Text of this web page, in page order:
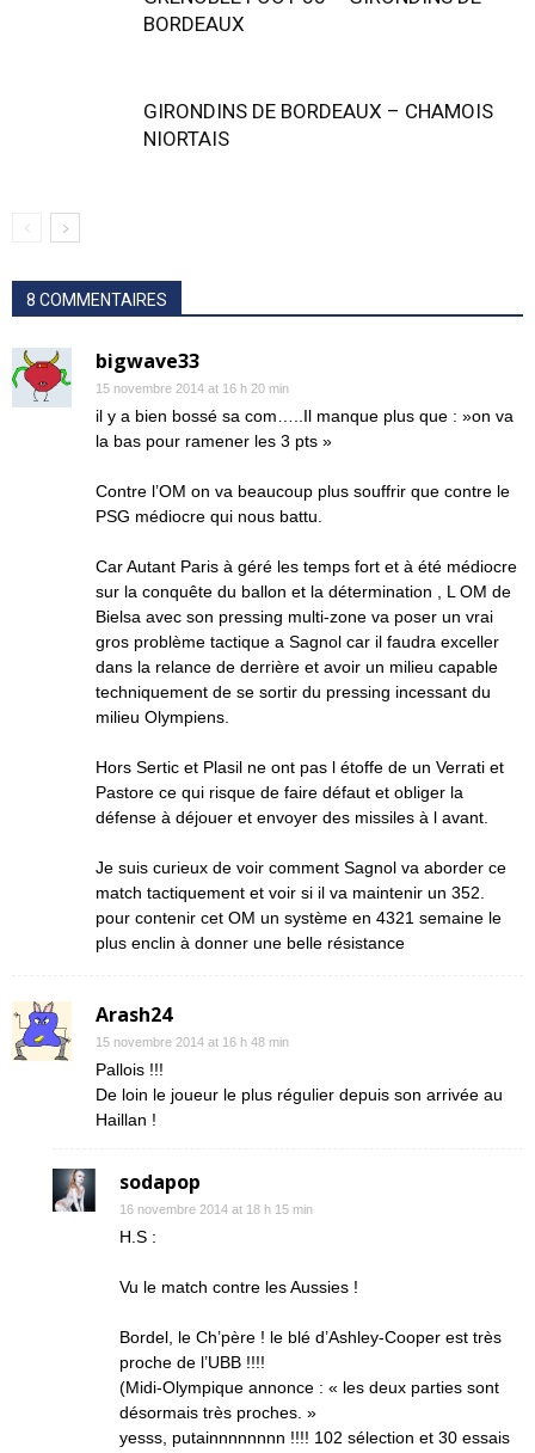
BORDEAUX
GIRONDINS DE BORDEAUX – CHAMOIS
NIORTAIS
8 COMMENTAIRES
bigwave33
15 novembre 2014 at 16 h 20 min
il y a bien bossé sa com…..Il manque plus que : »on va
la bas pour ramener les 3 pts »
Contre l’OM on va beaucoup plus souffrir que contre le
PSG médiocre qui nous battu.
Car Autant Paris à géré les temps fort et à été médiocre
sur la conquête du ballon et la détermination , L OM de
Bielsa avec son pressing multi-zone va poser un vrai
gros problème tactique a Sagnol car il faudra exceller
dans la relance de derrière et avoir un milieu capable
techniquement de se sortir du pressing incessant du
milieu Olympiens.
Hors Sertic et Plasil ne ont pas l étoffe de un Verrati et
Pastore ce qui risque de faire défaut et obliger la
défense à déjouer et envoyer des missiles à l avant.
Je suis curieux de voir comment Sagnol va aborder ce
match tactiquement et voir si il va maintenir un 352.
pour contenir cet OM un système en 4321 semaine le
plus enclin à donner une belle résistance
Arash24
15 novembre 2014 at 16 h 48 min
Pallois !!!
De loin le joueur le plus régulier depuis son arrivée au
Haillan !
sodapop
16 novembre 2014 at 18 h 15 min
H.S :
Vu le match contre les Aussies !
Bordel, le Ch’père ! le blé d’Ashley-Cooper est très
proche de l’UBB !!!!
(Midi-Olympique annonce : « les deux parties sont
désormais très proches. »
yesss, putainnnnnnnn !!!! 102 sélection et 30 essais